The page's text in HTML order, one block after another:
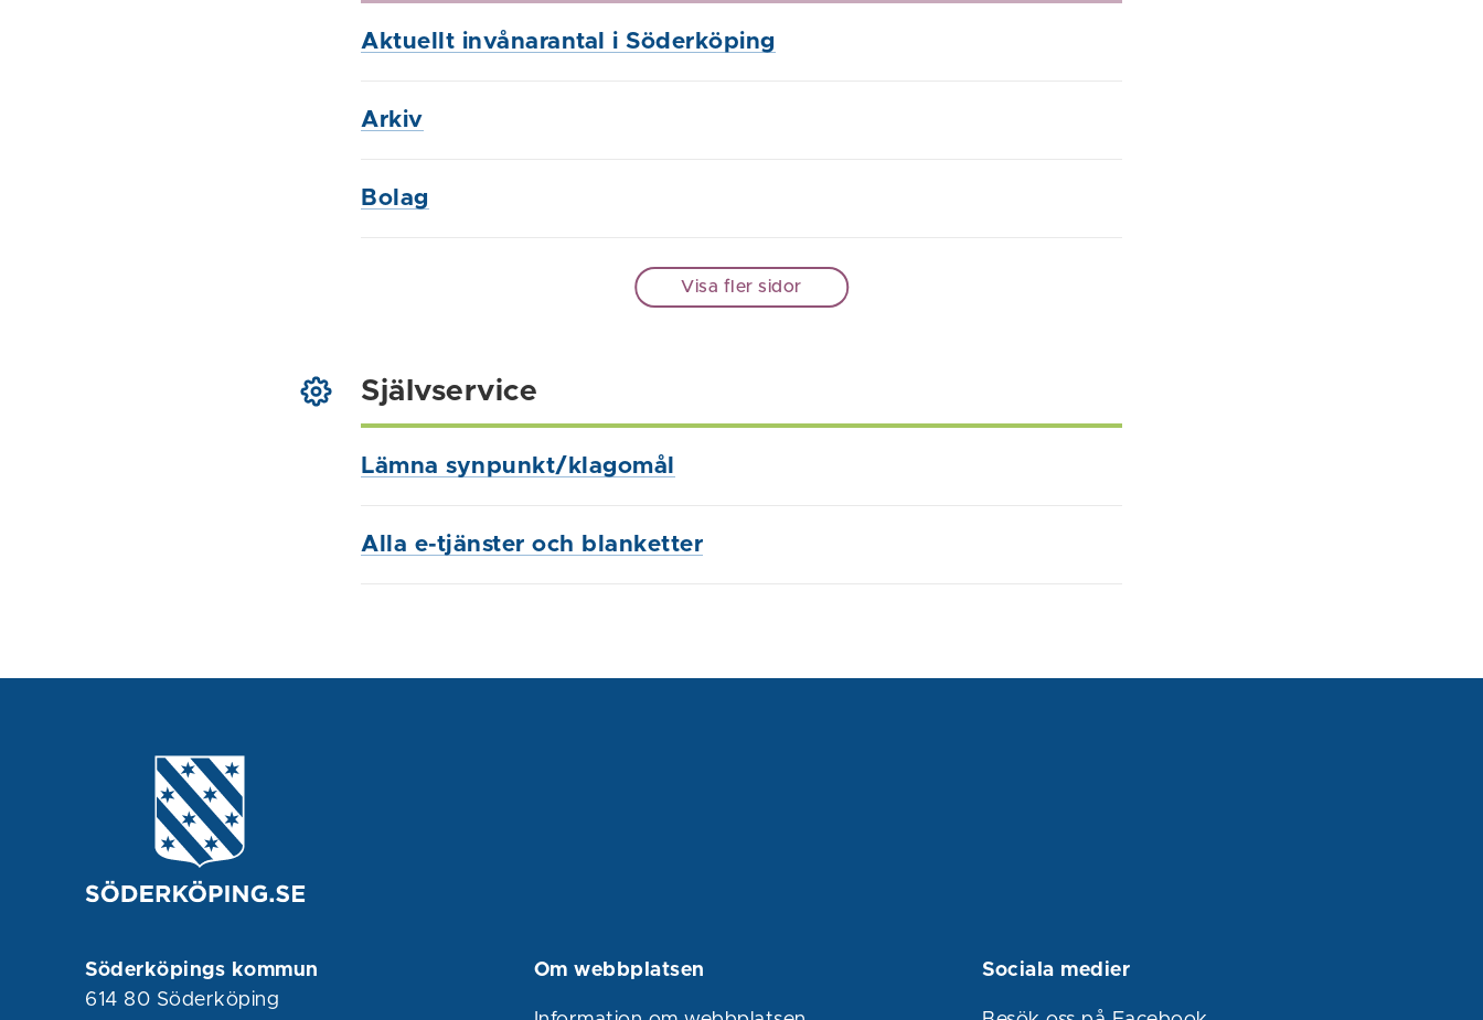
Aktuellt invånarantal i Söderköping
Arkiv
Bolag
Visa fler sidor
Självservice
Lämna synpunkt/klagomål
Alla e-tjänster och blanketter
Söderköpings kommun
614 80 Söderköping
Om webbplatsen Sociala medier